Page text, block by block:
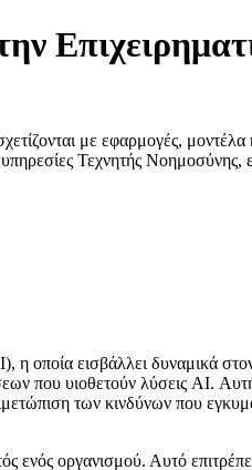
με εφαρμογές,
Τεχνητής Νοημοσύνης,
η οποία εισβάλλει δυναμικά
που υιοθετούν λύσεις AI.
των κινδύνων που
ενός οργανισμού. Αυτό